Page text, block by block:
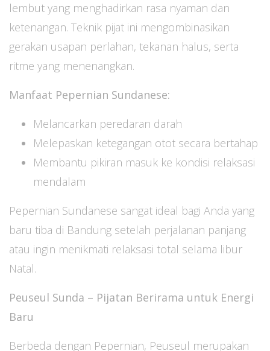
lembut yang menghadirkan rasa nyaman dan
ketenangan. Teknik pijat ini mengombinasikan
gerakan usapan perlahan, tekanan halus, serta
ritme yang menenangkan.
Manfaat Pepernian Sundanese:
Melancarkan peredaran darah
Melepaskan ketegangan otot secara bertahap
Membantu pikiran masuk ke kondisi relaksasi
mendalam
Pepernian Sundanese sangat ideal bagi Anda yang
baru tiba di Bandung setelah perjalanan panjang
atau ingin menikmati relaksasi total selama libur
Natal.
Peuseul Sunda – Pijatan Berirama untuk Energi
Baru
Berbeda dengan Pepernian, Peuseul merupakan